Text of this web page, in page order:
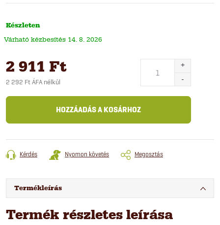
Készleten
14. 8. 2026
2 911 Ft
2 292 Ft ÁFA nélkül
HOZZÁADÁS A KOSÁRHOZ
Kérdés Nyomon követés Megosztás
Termékleírás
Termék részletes leírása